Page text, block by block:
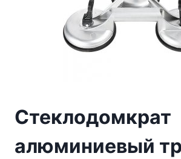
Стеклодомкрат
алюминиевый